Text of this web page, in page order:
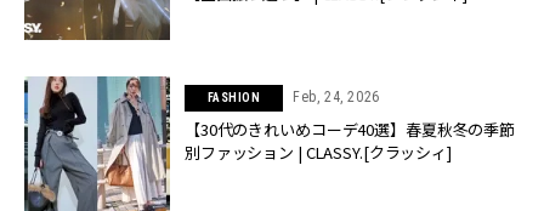
FASHION Feb, 24, 2026
【30代のきれいめコーデ40選】春夏秋冬の季節
別ファッション | CLASSY.[クラッシィ]